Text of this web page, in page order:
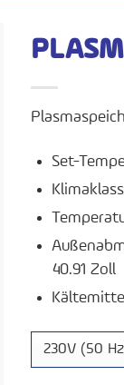
Set-
40.91 Zoll